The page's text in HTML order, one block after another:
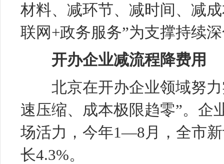
材料、减环节、减时间、减
联网+政务服务”为支撑持续
开办企业减流程降费用
北京在开办企业领域努力
速压缩、成本极限趋零”。企
场活力，今年1—8月，全市
长4.3%。